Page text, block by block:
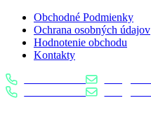
Obchodné Podmienky
Ochrana osobných údajov
Hodnotenie obchodu
Kontakty
0904 400 399
0904 400 399